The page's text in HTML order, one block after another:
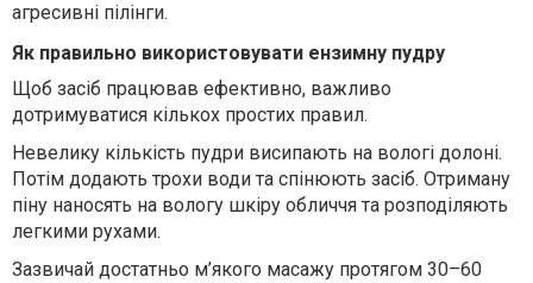
агресивні пілінги.
Як правильно використовувати ензимну пудру
Щоб засіб працював ефективно, важливо
дотримуватися кількох простих правил.
Невелику кількість пудри висипають на вологі долоні.
Потім додають трохи води та спінюють засіб. Отриману
піну наносять на вологу шкіру обличчя та розподіляють
легкими рухами.
Зазвичай достатньо м’якого масажу протягом 30–60